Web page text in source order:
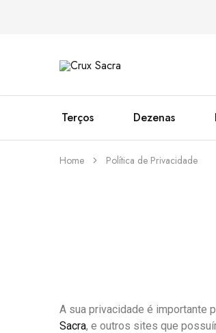
Crux
Terços Dezenas
Home Política de Privacidade
A sua privacidade é importante
Sacra, e outros sites que